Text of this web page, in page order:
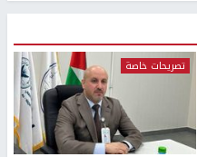
تصريحات خاصة